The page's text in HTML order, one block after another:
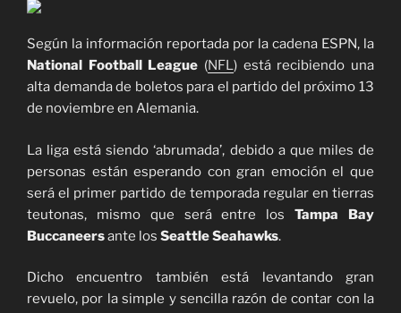
Según la información reportada por la cadena ESPN, la
National Football League (NFL) está recibiendo una
alta demanda de boletos para el partido del próximo 13
de noviembre en Alemania.
La liga está siendo ‘abrumada’, debido a que miles de
personas están esperando con gran emoción el que
será el primer partido de temporada regular en tierras
teutonas, mismo que será entre losTampa Bay
Buccaneersante los Seattle Seahawks.
Dicho encuentro también está levantando gran
revuelo, por la simple y sencilla razón de contar con la